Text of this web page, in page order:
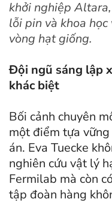
khởi nghiệp
lỗi pin và khoa
vòng hạt giống.
Đội ngũ sáng lập
khác biệt
Bối cảnh chuyên
một điểm tựa
án. Eva Tuecke
nghiên cứu vật lý
Fermilab mà còn
tập đoàn hàng